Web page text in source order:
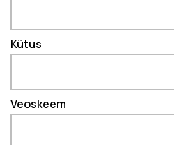
Kütus
Veoskeem